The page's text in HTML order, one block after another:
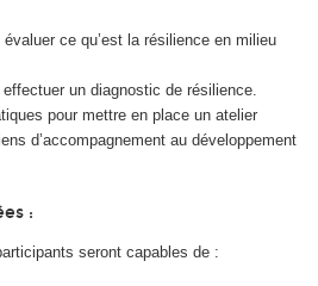
ce qu’est la résilience en milieu
un diagnostic de résilience.
pour mettre en place un atelier
d’accompagnement au développement
:
seront capables de :